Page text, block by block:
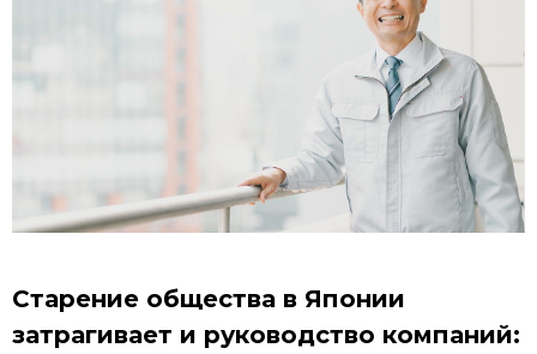
简体字
繁體字
Español
Путеводитель по Японии
Старение общества в Японии
затрагивает и руководство компаний: